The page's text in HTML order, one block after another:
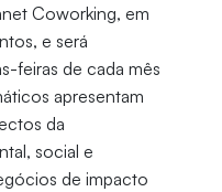
Coworking, em
e será
feiras de cada mês
apresentam
da
social e
de impacto